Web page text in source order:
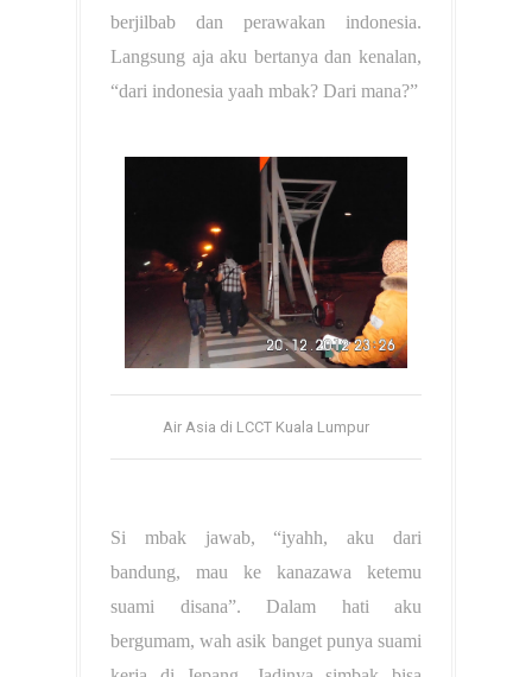
berjilbab dan perawakan indonesia.
Langsung aja aku bertanya dan kenalan,
“dari indonesia yaah mbak? Dari mana?”
Air Asia di LCCT Kuala Lumpur
Si mbak jawab, “iyahh, aku dari
bandung, mau ke kanazawa ketemu
suami disana”. Dalam hati aku
bergumam, wah asik banget punya suami